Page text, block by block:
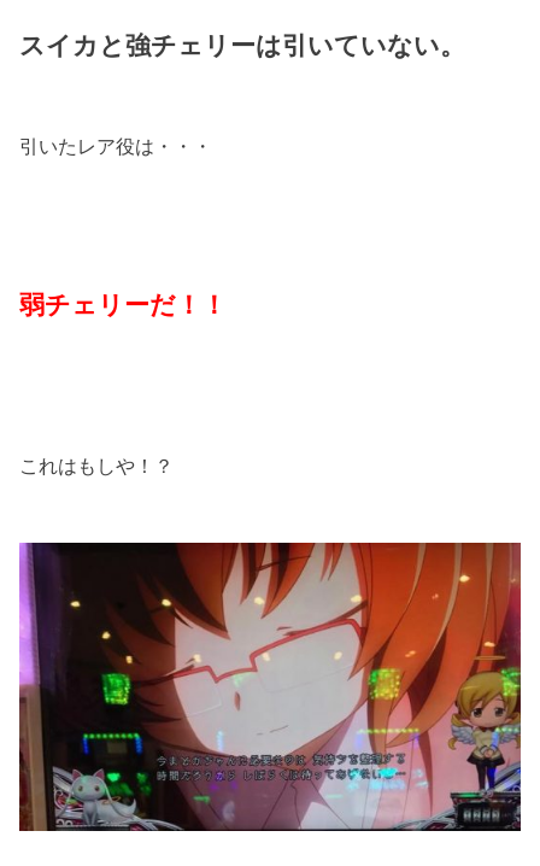
スイカと強チェリーは引いていない。
引いたレア役は・・・
弱チェリーだ！！
これはもしや！？